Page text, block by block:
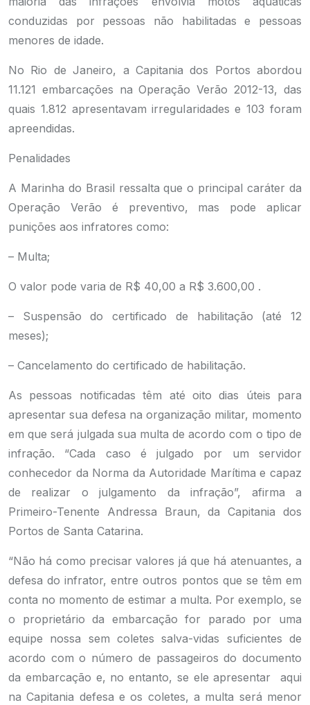
conduzidas por pessoas não habilitadas e pessoas
menores de idade.
No Rio de Janeiro, a Capitania dos Portos abordou
11.121 embarcações na Operação Verão 2012-13, das
quais 1.812 apresentavam irregularidades e 103 foram
apreendidas.
Penalidades
A Marinha do Brasil ressalta que o principal caráter da
Operação Verão é preventivo, mas pode aplicar
punições aos infratores como:
– Multa;
O valor pode varia de R$ 40,00 a R$ 3.600,00 .
– Suspensão do certificado de habilitação (até 12
meses);
– Cancelamento do certificado de habilitação.
As pessoas notificadas têm até oito dias úteis para
apresentar sua defesa na organização militar, momento
em que será julgada sua multa de acordo com o tipo de
infração. “Cada caso é julgado por um servidor
conhecedor da Norma da Autoridade Marítima e capaz
de realizar o julgamento da infração”, afirma a
Primeiro-Tenente Andressa Braun, da Capitania dos
Portos de Santa Catarina.
“Não há como precisar valores já que há atenuantes, a
defesa do infrator, entre outros pontos que se têm em
conta no momento de estimar a multa. Por exemplo, se
o proprietário da embarcação for parado por uma
equipe nossa sem coletes salva-vidas suficientes de
acordo com o número de passageiros do documento
da embarcação e, no entanto, se ele apresentar aqui
na Capitania defesa e os coletes, a multa será menor